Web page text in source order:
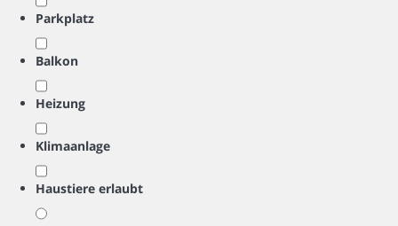
Parkplatz
Balkon
Heizung
Klimaanlage
Haustiere erlaubt